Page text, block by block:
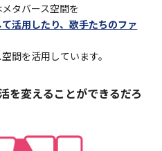
タバース空間を
活用したり、歌手たちのファ
間を活用しています。
を変えることができるだろ